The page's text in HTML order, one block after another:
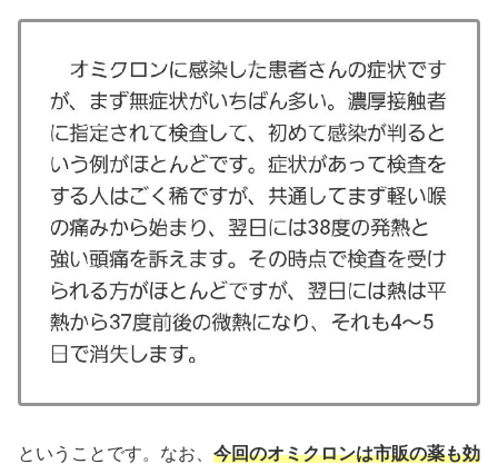
ということです。なお、 今回のオミクロンは市販の薬も効